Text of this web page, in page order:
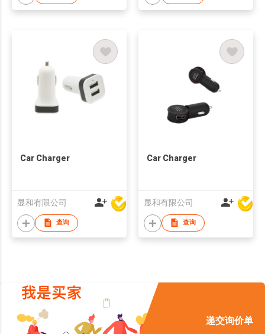
Car Charger
显和有限公司
查询
Car Charger
显和有限公司
查询
递交询价单